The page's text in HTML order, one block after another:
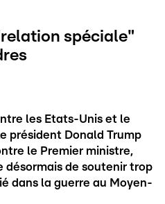
spéciale"
les Etats-Unis et le
président Donald Trump
le Premier ministre,
désormais de soutenir trop
dans la guerre au Moyen-